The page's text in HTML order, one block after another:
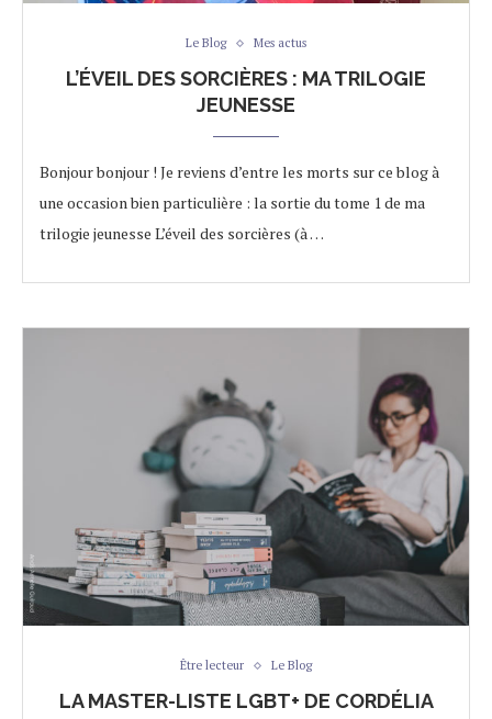
Le Blog Mes actus
L’ÉVEIL DES SORCIÈRES : MA TRILOGIE
JEUNESSE
Bonjour bonjour ! Je reviens d’entre les morts sur ce blog à
une occasion bien particulière : la sortie du tome 1 de ma
trilogie jeunesse L’éveil des sorcières (à …
Être lecteur Le Blog
LA MASTER-LISTE LGBT+ DE CORDÉLIA